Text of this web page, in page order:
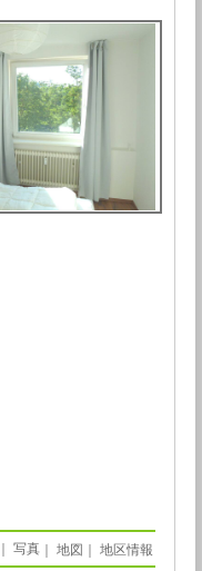
写真 ｜ 地図 ｜ 地区情報